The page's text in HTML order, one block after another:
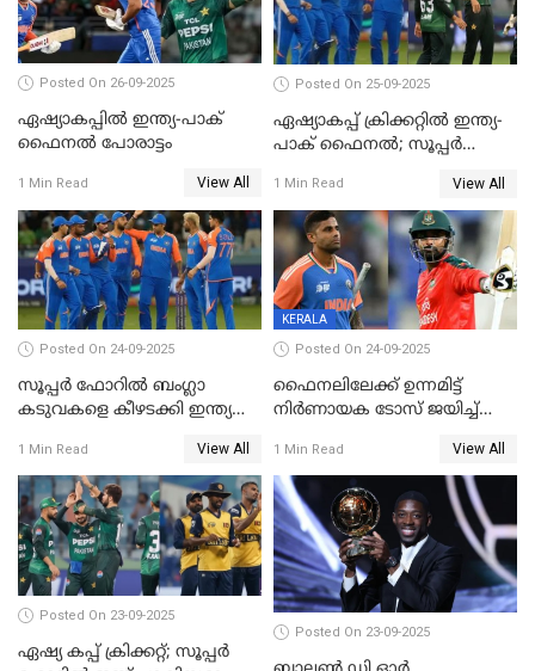
Posted On 26-09-2025
ഏഷ്യാകപ്പില്‍ ഇന്ത്യ-പാക്
ഫൈനല്‍ പോരാട്ടം
1 Min Read View All
Posted On 25-09-2025
ഏഷ്യാകപ്പ് ക്രിക്കറ്റിൽ ഇന്ത്യ-
പാക് ഫൈനല്‍; സൂപ്പർ
തോൽപിച്ച് പാകിസ്ഥാൻ
1 Min Read View All
Posted On 24-09-2025
സൂപ്പർ ഫോറിൽ ബംഗ്ലാ
കടുവകളെ കീഴടക്കി ഇന്ത്യ
1 Min Read View All
KERALA
Posted On 24-09-2025
ഫൈനലിലേക്ക് ഉന്നമിട്ട്
നിര്‍ണായക ടോസ് ജയിച്ച്
ഇന്ത്യയ്ക്ക് ബാറ്റിംഗ്
1 Min Read View All
Posted On 23-09-2025
ഏഷ്യ കപ്പ് ക്രിക്കറ്റ്; സൂപ്പര്‍
Posted On 23-09-2025